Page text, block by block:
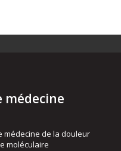
médecine
médecine de la douleur
moléculaire